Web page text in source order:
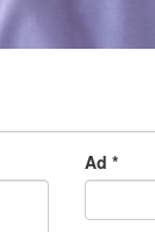
Ad *